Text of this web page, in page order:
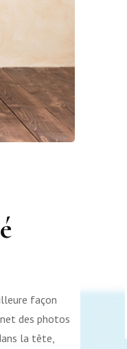
façon
des photos
la tête,